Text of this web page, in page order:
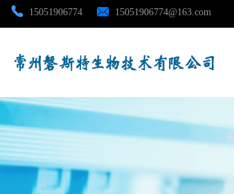
15051906774 15051906774@163.com
公司首页
公司介绍
公司动态